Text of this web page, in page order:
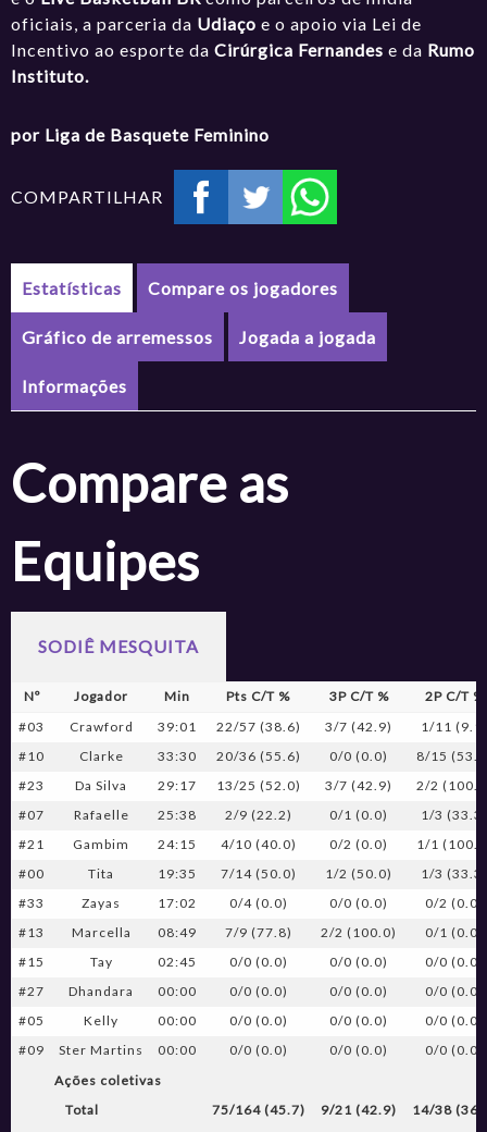
oficiais, a parceria da Udiaço e o apoio via Lei de
Incentivo ao esporte daCirúrgica Fernandes e da Rumo
Instituto.
por Liga de Basquete Feminino
COMPARTILHAR
Estatísticas Compare os jogadores
Gráfico de arremessos Jogada a jogada
Informações
Compare as
Equipes
SODIÊ MESQUITA
Nº Jogador Min Pts C/T % 3P C/T %
2P C/T %
#03
Crawford 39:01 22/57 (38.6) 3/7 (42.9)
1/11
#10
Clarke 33:30 20/36 (55.6) 0/0 (0.0)
8/15
#23
Da Silva 29:17 13/25 (52.0) 3/7 (42.9)
2/2
#07
Rafaelle 25:38 2/9 (22.2) 0/1 (0.0)
1/3
#21
Gambim 24:15 4/10 (40.0) 0/2 (0.0)
1/1
#00
Tita 19:35 7/14 (50.0) 1/2 (50.0)
1/3
#33
Zayas 17:02 0/4 (0.0) 0/0 (0.0)
0/2 (0.0)
#13
Marcella 08:49 7/9 (77.8) 2/2 (100.0)
0/1 (0.0)
#15
Tay 02:45 0/0 (0.0) 0/0 (0.0)
0/0 (0.0)
#27
Dhandara 00:00 0/0 (0.0) 0/0 (0.0)
0/0 (0.0)
#05
Kelly 00:00 0/0 (0.0) 0/0 (0.0)
0/0 (0.0)
#09
Ster Martins 00:00 0/0 (0.0) 0/0 (0.0)
0/0 (0.0)
Ações coletivas
Total
75/164 (45.7) 9/21 (42.9)
14/38